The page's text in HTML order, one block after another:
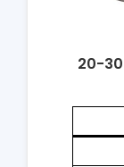
20-